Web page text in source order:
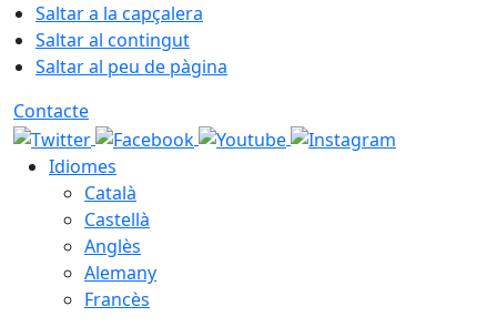
Saltar a la capçalera
Saltar al contingut
Saltar al peu de pàgina
Contacte
Idiomes
Català
Castellà
Anglès
Alemany
Francès